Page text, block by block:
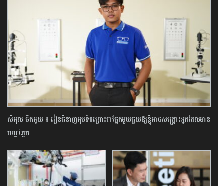
សំអុល ចឹកអូយ ៖ រៀនជំនាញអុបទិកព្រោះជាផ្នែកមួយជួយឱ្យខ្ញុំអាចសង្រ្គោះអ្នកដែលមាន
បញ្ហាភ្នែក